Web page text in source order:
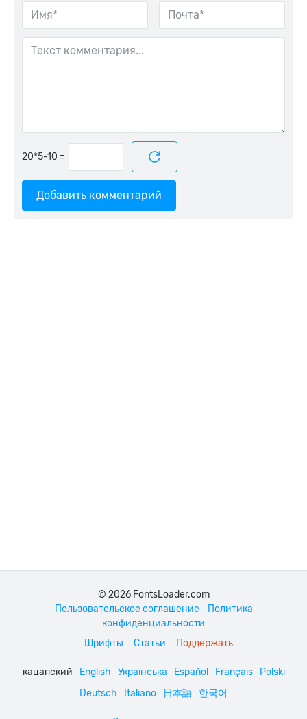
=
Добавить комментарий
© 2026 FontsLoader.com
Пользовательское соглашение
Политика
конфиденциальности
Шрифты
Статьи Поддержать
кацапский English Українська Español Français
Polski
Deutsch
Italiano 日本語 한국어